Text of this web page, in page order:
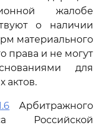
жалобе
о наличии
материального
права и не могут
для
актов.
Арбитражного
Российской